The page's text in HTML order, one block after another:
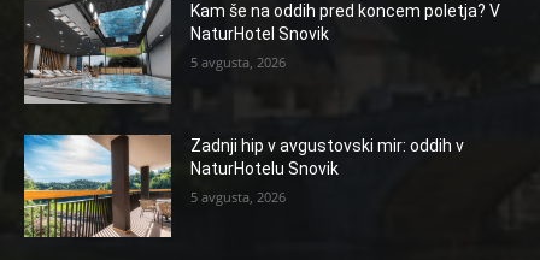
Kam še na oddih pred koncem poletja? V
NaturHotel Snovik
5 avgusta, 2026
Zadnji hip v avgustovski mir: oddih v
NaturHotelu Snovik
5 avgusta, 2026